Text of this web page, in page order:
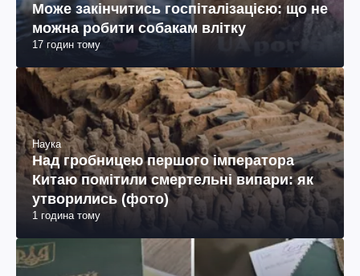
Може закінчитись госпіталізацією: що не
можна робити собакам влітку
17 годин тому
Наука
Над гробницею першого імператора
Китаю помітили смертельні випари: як
утворились (фото)
1 година тому